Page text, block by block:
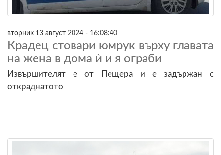
вторник 13 август 2024 - 16:08:40
Крадец стовари юмрук върху главата
на жена в дома ѝ и я ограби
Извършителят е от Пещера и е задържан с
откраднатото